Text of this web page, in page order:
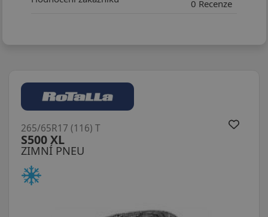
0 Recenze
ZIMNÍ PNEU
S500 XL
265/65R17 (116) T